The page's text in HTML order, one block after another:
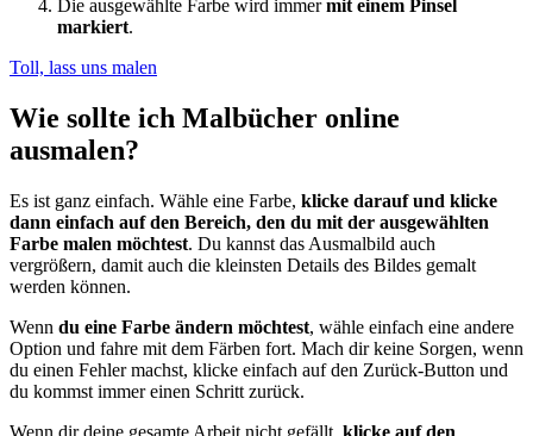
Die ausgewählte Farbe wird immermit einem Pinsel
markiert.
Toll, lass uns malen
Wie sollte ich Malbücher online
ausmalen?
Es ist ganz einfach. Wähle eine Farbe, klicke darauf und klicke
dann einfach auf den Bereich, den du mit der ausgewählten
Farbe malen möchtest. Du kannst das Ausmalbild auch
vergrößern, damit auch die kleinsten Details des Bildes gemalt
werden können.
Wenn du eine Farbe ändern möchtest, wähle einfach eine andere
Option und fahre mit dem Färben fort. Mach dir keine Sorgen, wenn
du einen Fehler machst, klicke einfach auf den Zurück-Button und
du kommst immer einen Schritt zurück.